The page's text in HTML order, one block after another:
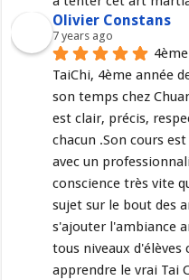
Olivier Constans
7 years ago
TaiChi, 4ème année
son temps chez
est clair, précis,
chacun .Son cours
avec un
conscience très vite
sujet sur le bout des
s'ajouter l'ambiance
tous niveaux d'élèves
apprendre le vrai Tai